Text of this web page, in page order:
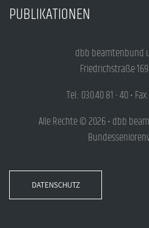
PUBLIKATIONEN
dbb beamtenbund
Friedrichstraße 169
Tel.: 030.40 81 - 40 •
Alle Rechte © 2026 • dbb
DATENSCHUTZ